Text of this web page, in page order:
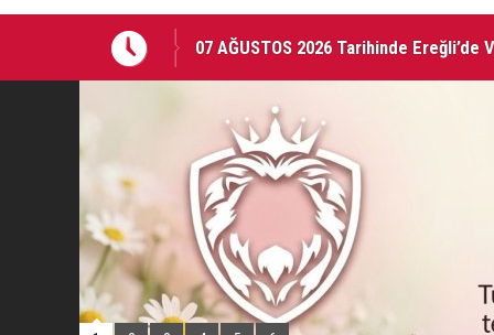
07 AĞUSTOS 2026 Tarihinde Ereğli’de
EREĞLİ'DE GÜNDEMİ SARSAN İSTİFA